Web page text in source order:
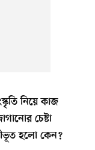
নিয়ে কাজ
চেষ্টা
হলো কেন?